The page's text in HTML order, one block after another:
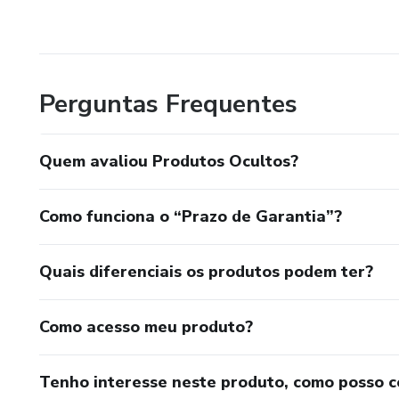
Perguntas Frequentes
Quem avaliou Produtos Ocultos?
Como funciona o “Prazo de Garantia”?
Quais diferenciais os produtos podem ter?
Como acesso meu produto?
Tenho interesse neste produto, como posso